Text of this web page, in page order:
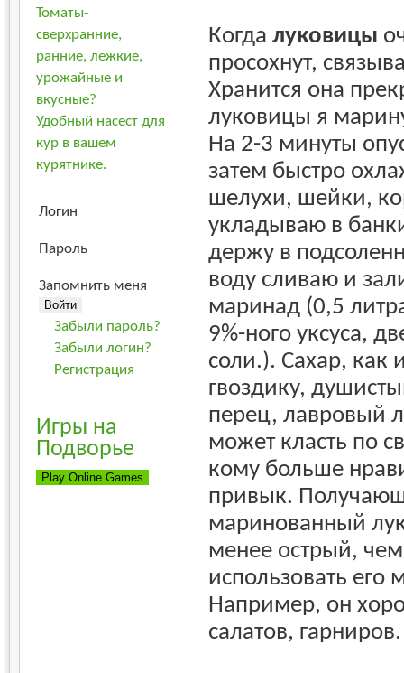
Томаты-
сверхранние,
ранние, лежкие,
урожайные и
вкусные?
Удобный насест для
кур в вашем
курятнике.
Логин
Пароль
Запомнить меня
Забыли пароль?
Забыли логин?
Регистрация
Игры на
Подворье
Когда луковицы
просохнут,
Хранится она
луковицы я
На 2-3 минуты
затем быстро
шелухи, шейки,
укладываю в
держу в
воду сливаю и
маринад (0,5
9%-ного уксуса,
соли.). Сахар, как
гвоздику,
перец, лавровый
может класть по
кому больше
привык.
маринованный
менее острый,
использовать
Например, он
салатов, гарниров.